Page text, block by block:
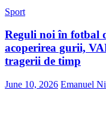
Sport
Reguli noi în fotbal
acoperirea gurii,
tragerii de timp
June 10, 2026 Emanuel